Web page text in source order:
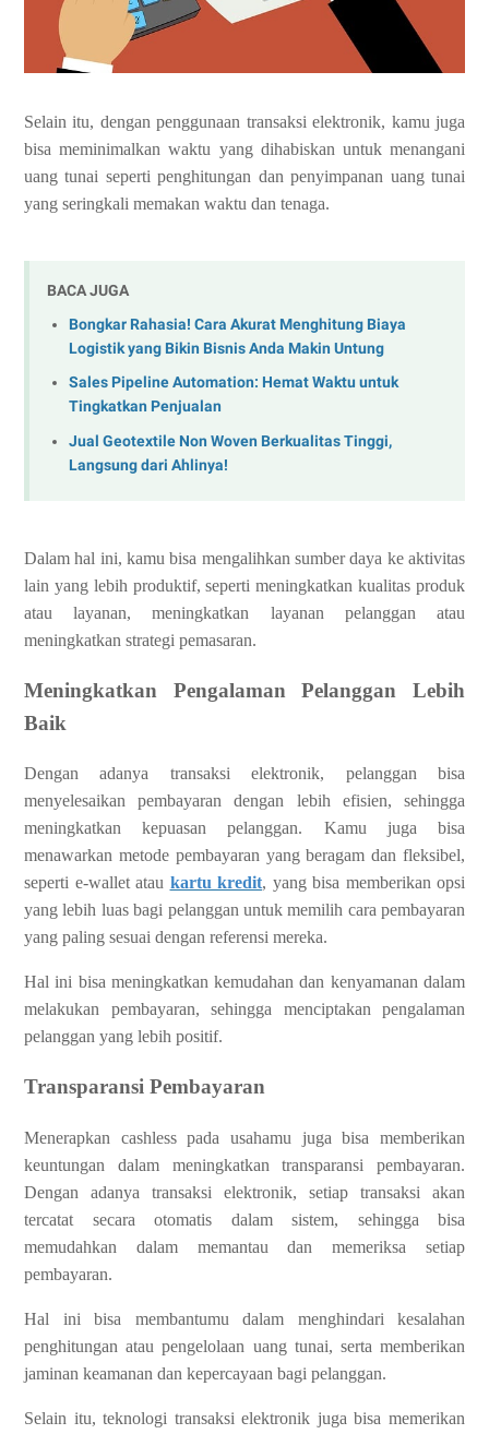
Selain itu, dengan penggunaan transaksi elektronik, kamu juga
bisa meminimalkan waktu yang dihabiskan untuk menangani
uang tunai seperti penghitungan dan penyimpanan uang tunai
yang seringkali memakan waktu dan tenaga.
BACA JUGA
Bongkar Rahasia! Cara Akurat Menghitung Biaya
Logistik yang Bikin Bisnis Anda Makin Untung
Sales Pipeline Automation: Hemat Waktu untuk
Tingkatkan Penjualan
Jual Geotextile Non Woven Berkualitas Tinggi,
Langsung dari Ahlinya!
Dalam hal ini, kamu bisa mengalihkan sumber daya ke aktivitas
lain yang lebih produktif, seperti meningkatkan kualitas produk
atau layanan, meningkatkan layanan pelanggan atau
meningkatkan strategi pemasaran.
Meningkatkan Pengalaman Pelanggan Lebih
Baik
Dengan adanya transaksi elektronik, pelanggan bisa
menyelesaikan pembayaran dengan lebih efisien, sehingga
meningkatkan kepuasan pelanggan. Kamu juga bisa
menawarkan metode pembayaran yang beragam dan fleksibel,
seperti e-wallet atau kartu kredit, yang bisa memberikan opsi
yang lebih luas bagi pelanggan untuk memilih cara pembayaran
yang paling sesuai dengan referensi mereka.
Hal ini bisa meningkatkan kemudahan dan kenyamanan dalam
melakukan pembayaran, sehingga menciptakan pengalaman
pelanggan yang lebih positif.
Transparansi Pembayaran
Menerapkan cashless pada usahamu juga bisa memberikan
keuntungan dalam meningkatkan transparansi pembayaran.
Dengan adanya transaksi elektronik, setiap transaksi akan
tercatat secara otomatis dalam sistem, sehingga bisa
memudahkan dalam memantau dan memeriksa setiap
pembayaran.
Hal ini bisa membantumu dalam menghindari kesalahan
penghitungan atau pengelolaan uang tunai, serta memberikan
jaminan keamanan dan kepercayaan bagi pelanggan.
Selain itu, teknologi transaksi elektronik juga bisa memerikan